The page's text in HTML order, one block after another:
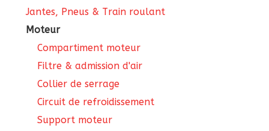
Jantes, Pneus & Train roulant
Moteur
Compartiment moteur
Filtre & admission d'air
Collier de serrage
Circuit de refroidissement
Support moteur